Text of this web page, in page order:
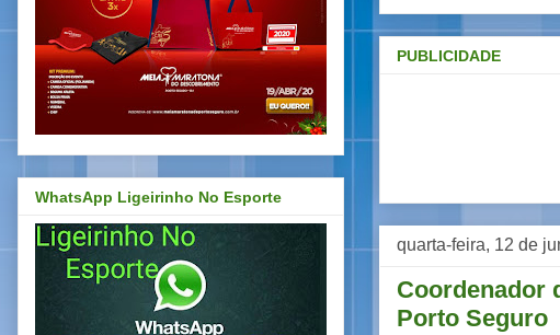
PUBLICIDADE
quarta-feira, 12 de
Coordenador
Porto Seguro
WhatsApp Ligeirinho No Esporte